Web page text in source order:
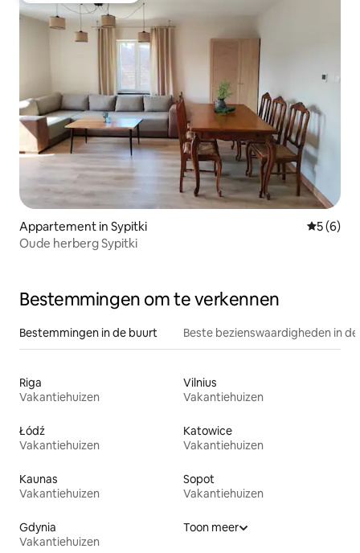
Appartement in Sypitki
5 (6)
Oude herberg Sypitki
Bestemmingen om te verkennen
Bestemmingen in de buurt Beste bezienswaardigheden in
Riga
Vakantiehuizen
Vilnius
Vakantiehuizen
Łódź
Vakantiehuizen
Katowice
Vakantiehuizen
Kaunas
Vakantiehuizen
Sopot
Vakantiehuizen
Gdynia
Vakantiehuizen
Toon meer